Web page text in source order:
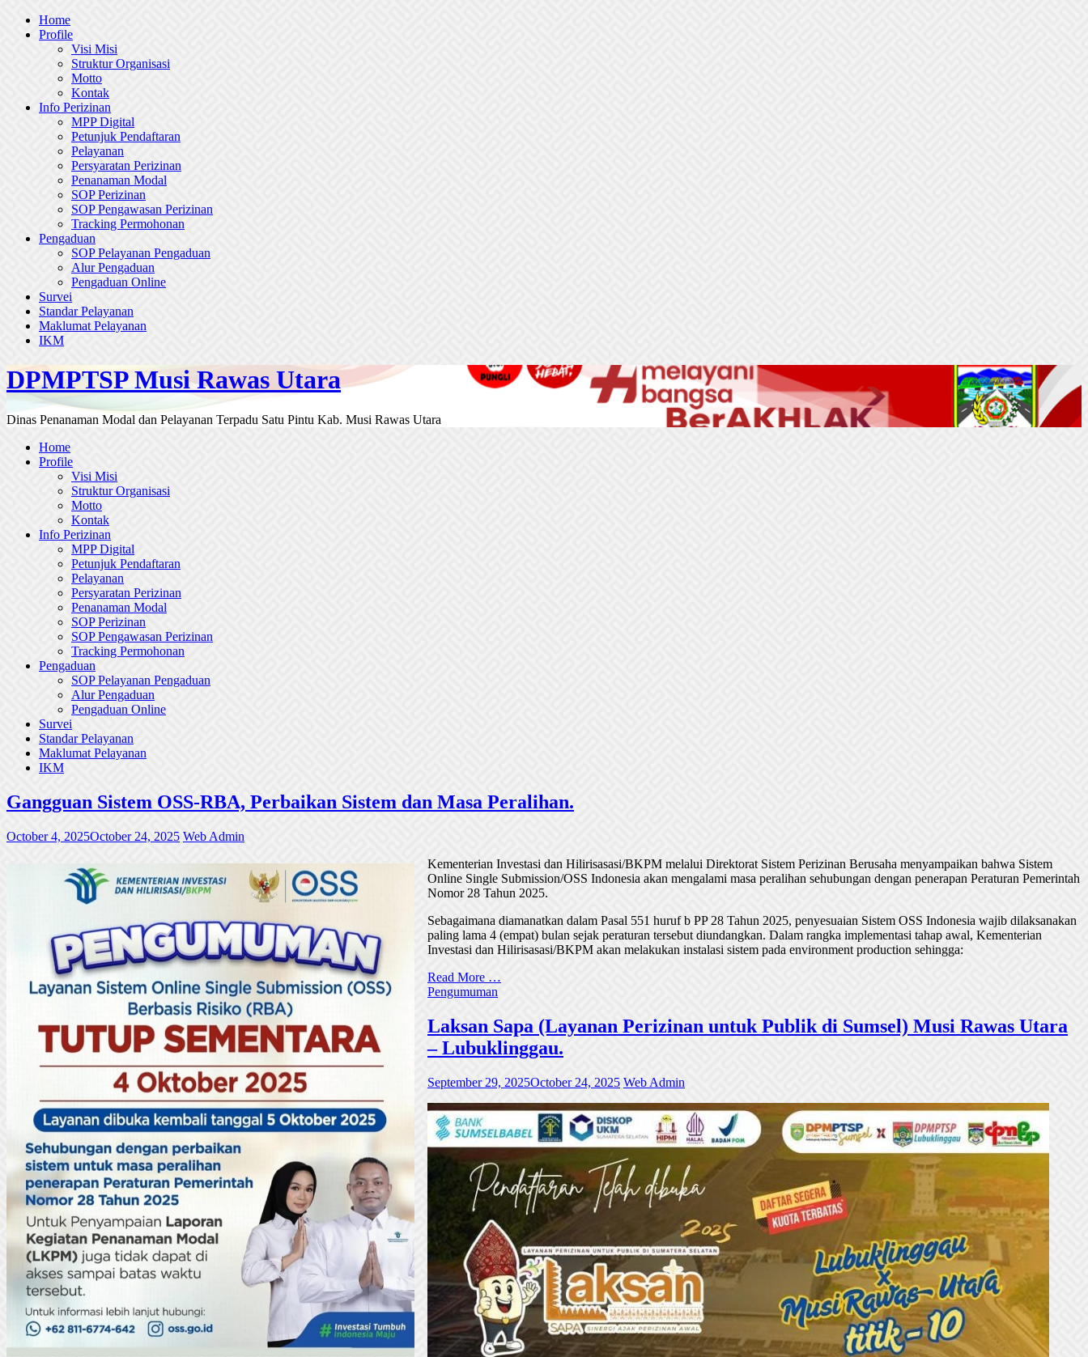
Skip
Home
Profile
Visi Misi
Struktur Organisasi
Motto
Kontak
Info Perizinan
MPP Digital
Petunjuk Pendaftaran
Pelayanan
Persyaratan Perizinan
Penanaman Modal
SOP Perizinan
SOP Pengawasan Perizinan
Tracking Permohonan
Pengaduan
SOP Pelayanan Pengaduan
Alur Pengaduan
Pengaduan Online
Survei
Standar Pelayanan
Maklumat Pelayanan
IKM
DPMPTSP Musi Rawas Utara
Dinas Penanaman Modal dan Pelayanan Terpadu Satu Pintu Kab. Musi Rawas Utara
Home
Profile
Visi Misi
Struktur Organisasi
Motto
Kontak
Info Perizinan
MPP Digital
Petunjuk Pendaftaran
Pelayanan
Persyaratan Perizinan
Penanaman Modal
SOP Perizinan
SOP Pengawasan Perizinan
Tracking Permohonan
Pengaduan
SOP Pelayanan Pengaduan
Alur Pengaduan
Pengaduan Online
Survei
Standar Pelayanan
Maklumat Pelayanan
IKM
Gangguan Sistem OSS-RBA, Perbaikan Sistem dan Masa Peralihan.
October 4, 2025October 24, 2025 Web Admin
Kementerian Investasi dan Hilirisasasi/BKPM melalui Direktorat Sistem Perizinan Berusaha menyampaikan bahwa Sistem
Online Single Submission/OSS Indonesia akan mengalami masa peralihan sehubungan dengan penerapan Peraturan Pemerintah
Nomor 28 Tahun 2025.
Sebagaimana diamanatkan dalam Pasal 551 huruf b PP 28 Tahun 2025, penyesuaian Sistem OSS Indonesia wajib dilaksanakan
paling lama 4 (empat) bulan sejak peraturan tersebut diundangkan. Dalam rangka implementasi tahap awal, Kementerian
Investasi dan Hilirisasasi/BKPM akan melakukan instalasi sistem pada environment production sehingga:
Read More …
Pengumuman
Laksan Sapa (Layanan Perizinan untuk Publik di Sumsel) Musi Rawas Utara
– Lubuklinggau.
September 29, 2025October 24, 2025 Web Admin